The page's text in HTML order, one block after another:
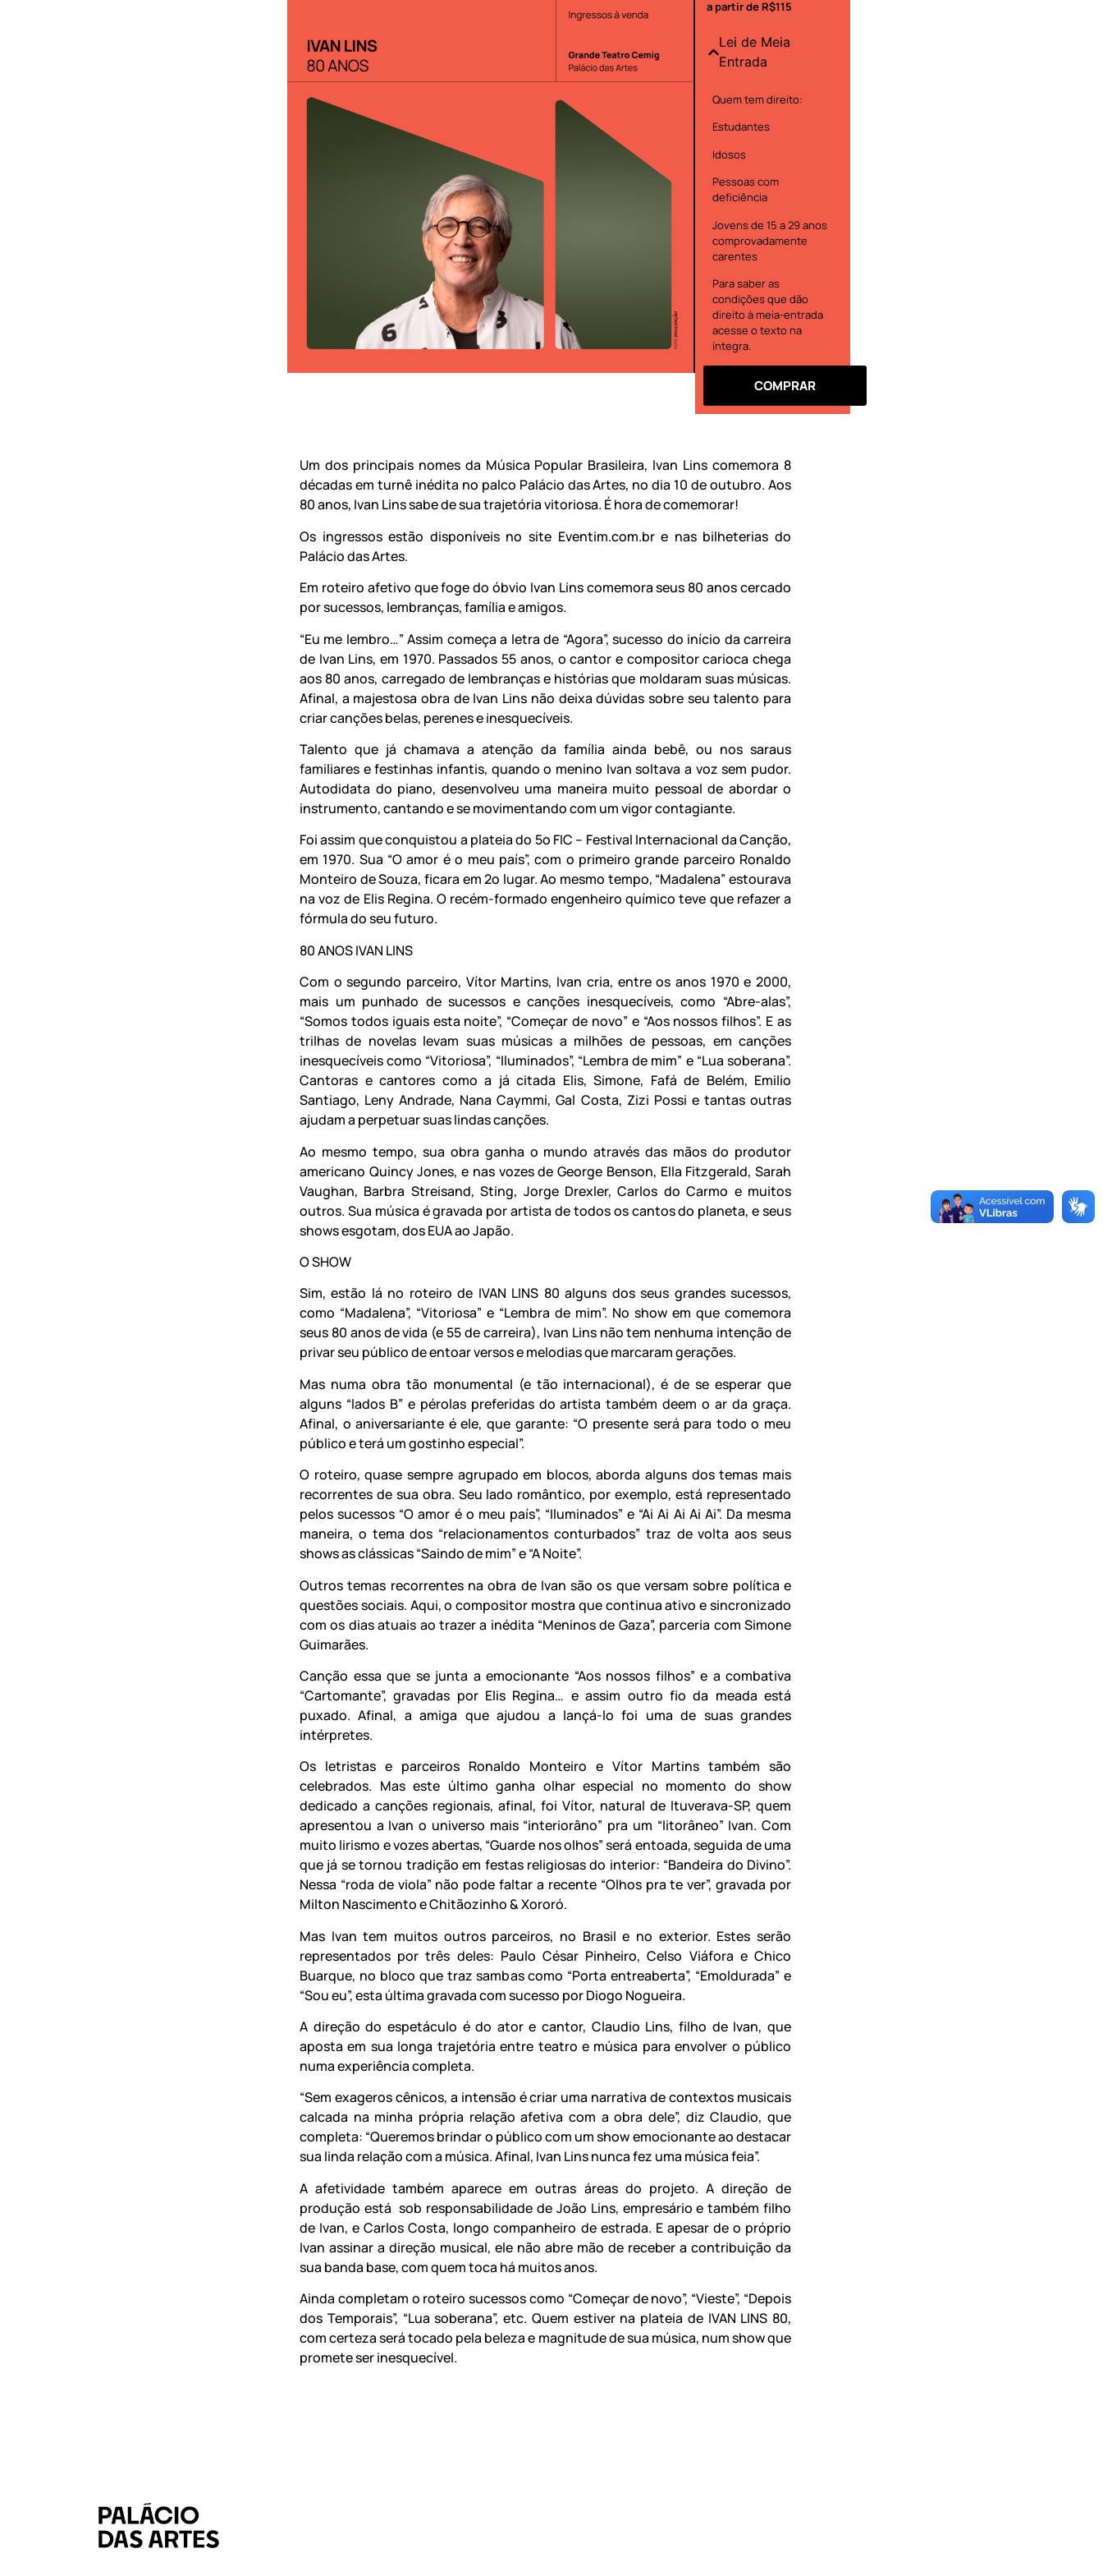
a partir de R$115
Lei de Meia
Entrada
Quem tem direito:
Estudantes
Idosos
Pessoas com
deficiência
Jovens de 15 a 29 anos
comprovadamente
carentes
Para saber as
condições que dão
direito à meia-entrada
acesse o texto na
íntegra.
COMPRAR
Um dos principais nomes da Música Popular Brasileira, Ivan Lins comemora 8
décadas em turnê inédita no palco Palácio das Artes, no dia 10 de outubro. Aos
80 anos, Ivan Lins sabe de sua trajetória vitoriosa. É hora de comemorar!
Os ingressos estão disponíveis no site Eventim.com.br e nas bilheterias do
Palácio das Artes.
Em roteiro afetivo que foge do óbvio Ivan Lins comemora seus 80 anos cercado
por sucessos, lembranças, família e amigos.
“Eu me lembro…” Assim começa a letra de “Agora”, sucesso do início da carreira
de Ivan Lins, em 1970. Passados 55 anos, o cantor e compositor carioca chega
aos 80 anos, carregado de lembranças e histórias que moldaram suas músicas.
Afinal, a majestosa obra de Ivan Lins não deixa dúvidas sobre seu talento para
criar canções belas, perenes e inesquecíveis.
Talento que já chamava a atenção da família ainda bebê, ou nos saraus
familiares e festinhas infantis, quando o menino Ivan soltava a voz sem pudor.
Autodidata do piano, desenvolveu uma maneira muito pessoal de abordar o
instrumento, cantando e se movimentando com um vigor contagiante.
Foi assim que conquistou a plateia do 5o FIC – Festival Internacional da Canção,
em 1970. Sua “O amor é o meu país”, com o primeiro grande parceiro Ronaldo
Monteiro de Souza, ficara em 2o lugar. Ao mesmo tempo, “Madalena” estourava
na voz de Elis Regina. O recém-formado engenheiro químico teve que refazer a
fórmula do seu futuro.
80 ANOS IVAN LINS
Com o segundo parceiro, Vítor Martins, Ivan cria, entre os anos 1970 e 2000,
mais um punhado de sucessos e canções inesquecíveis, como “Abre-alas”,
“Somos todos iguais esta noite”, “Começar de novo” e “Aos nossos filhos”. E as
trilhas de novelas levam suas músicas a milhões de pessoas, em canções
inesquecíveis como “Vitoriosa”, “Iluminados”, “Lembra de mim” e “Lua soberana”.
Cantoras e cantores como a já citada Elis, Simone, Fafá de Belém, Emilio
Santiago, Leny Andrade, Nana Caymmi, Gal Costa, Zizi Possi e tantas outras
ajudam a perpetuar suas lindas canções.
Ao mesmo tempo, sua obra ganha o mundo através das mãos do produtor
americano Quincy Jones, e nas vozes de George Benson, Ella Fitzgerald, Sarah
Vaughan, Barbra Streisand, Sting, Jorge Drexler, Carlos do Carmo e muitos
outros. Sua música é gravada por artista de todos os cantos do planeta, e seus
shows esgotam, dos EUA ao Japão.
O SHOW
Sim, estão lá no roteiro de IVAN LINS 80 alguns dos seus grandes sucessos,
como “Madalena”, “Vitoriosa” e “Lembra de mim”. No show em que comemora
seus 80 anos de vida (e 55 de carreira), Ivan Lins não tem nenhuma intenção de
privar seu público de entoar versos e melodias que marcaram gerações.
Mas numa obra tão monumental (e tão internacional), é de se esperar que
alguns “lados B” e pérolas preferidas do artista também deem o ar da graça.
Afinal, o aniversariante é ele, que garante: “O presente será para todo o meu
público e terá um gostinho especial”.
O roteiro, quase sempre agrupado em blocos, aborda alguns dos temas mais
recorrentes de sua obra. Seu lado romântico, por exemplo, está representado
pelos sucessos “O amor é o meu país”, “Iluminados” e “Ai Ai Ai Ai Ai”. Da mesma
maneira, o tema dos “relacionamentos conturbados” traz de volta aos seus
shows as clássicas “Saindo de mim” e “A Noite”.
Outros temas recorrentes na obra de Ivan são os que versam sobre política e
questões sociais. Aqui, o compositor mostra que continua ativo e sincronizado
com os dias atuais ao trazer a inédita “Meninos de Gaza”, parceria com Simone
Guimarães.
Canção essa que se junta a emocionante “Aos nossos filhos” e a combativa
“Cartomante”, gravadas por Elis Regina… e assim outro fio da meada está
puxado. Afinal, a amiga que ajudou a lançá-lo foi uma de suas grandes
intérpretes.
Os letristas e parceiros Ronaldo Monteiro e Vítor Martins também são
celebrados. Mas este último ganha olhar especial no momento do show
dedicado a canções regionais, afinal, foi Vítor, natural de Ituverava-SP, quem
apresentou a Ivan o universo mais “interiorâno” pra um “litorâneo” Ivan. Com
muito lirismo e vozes abertas, “Guarde nos olhos” será entoada, seguida de uma
que já se tornou tradição em festas religiosas do interior: “Bandeira do Divino”.
Nessa “roda de viola” não pode faltar a recente “Olhos pra te ver”, gravada por
Milton Nascimento e Chitãozinho & Xororó.
Mas Ivan tem muitos outros parceiros, no Brasil e no exterior. Estes serão
representados por três deles: Paulo César Pinheiro, Celso Viáfora e Chico
Buarque, no bloco que traz sambas como “Porta entreaberta”, “Emoldurada” e
“Sou eu”, esta última gravada com sucesso por Diogo Nogueira.
A direção do espetáculo é do ator e cantor, Claudio Lins, filho de Ivan, que
aposta em sua longa trajetória entre teatro e música para envolver o público
numa experiência completa.
“Sem exageros cênicos, a intensão é criar uma narrativa de contextos musicais
calcada na minha própria relação afetiva com a obra dele”, diz Claudio, que
completa: “Queremos brindar o público com um show emocionante ao destacar
sua linda relação com a música. Afinal, Ivan Lins nunca fez uma música feia”.
A afetividade também aparece em outras áreas do projeto. A direção de
produção está sob responsabilidade de João Lins, empresário e também filho
de Ivan, e Carlos Costa, longo companheiro de estrada. E apesar de o próprio
Ivan assinar a direção musical, ele não abre mão de receber a contribuição da
sua banda base, com quem toca há muitos anos.
Ainda completam o roteiro sucessos como “Começar de novo”, “Vieste”, “Depois
dos Temporais”, “Lua soberana”, etc. Quem estiver na plateia de IVAN LINS 80,
com certeza será tocado pela beleza e magnitude de sua música, num show que
promete ser inesquecível.